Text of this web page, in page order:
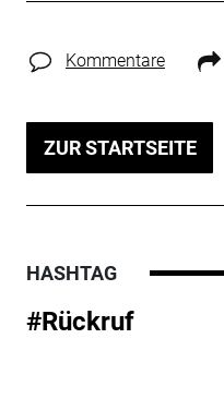
Kommentare
ZUR STARTSEITE
HASHTAG
#Rückruf